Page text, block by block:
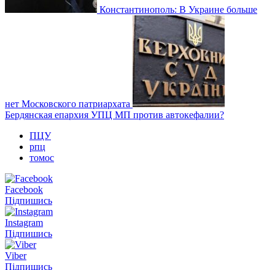
Константинополь: В Украине больше
нет Московского патриархата
Бердянская епархия УПЦ МП против автокефалии?
ПЦУ
рпц
томос
Facebook
Підпишись
Instagram
Підпишись
Viber
Підпишись